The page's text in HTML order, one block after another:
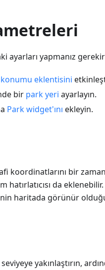
ayarları yapmanız
eklentisini
bir park yeri ayarlayın.
Park widget'ını ekleyin.
koordinatlarını bir
hatırlatıcısı da
haritada görünür
yakınlaştırın,